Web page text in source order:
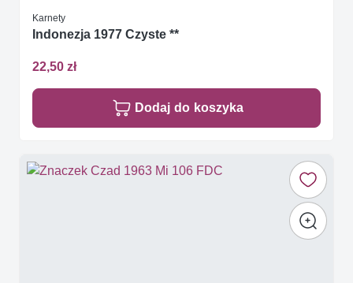
Karnety
Indonezja 1977 Czyste **
22,50 zł
Dodaj do koszyka